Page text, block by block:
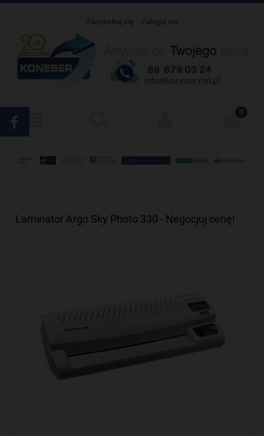
Zarejestruj się Zaloguj się
Laminator Argo Sky Photo 330 - Negocjuj cenę!